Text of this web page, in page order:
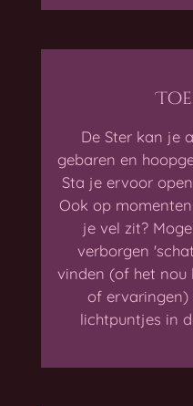
De Ster kan je
gebaren en
Sta je ervoor
Ook op
je vel zit?
verborgen
vinden (of het nou
of
lichtpuntjes in